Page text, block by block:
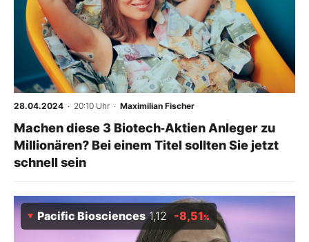
28.04.2024 · 20:10 Uhr · Maximilian Fischer
Machen diese 3 Biotech‑Aktien Anleger zu
Millionären? Bei einem Titel sollten Sie jetzt
schnell sein
Pacific Biosciences 1,12 -8,51%